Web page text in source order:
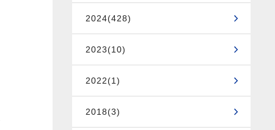
2024(428)
2023(10)
2022(1)
2018(3)